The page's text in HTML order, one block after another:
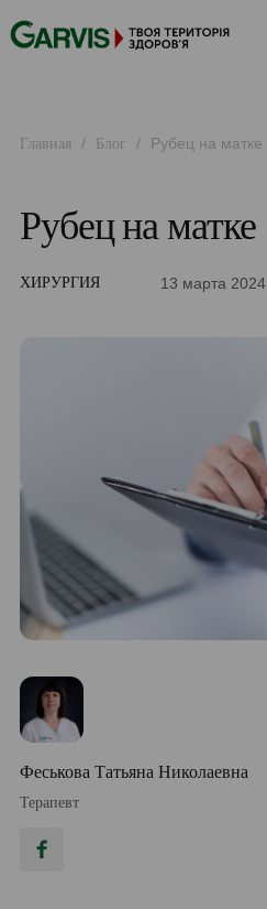
Главная / Блог / Рубец на матке
Рубец на матке
ХИРУРГИЯ 13 марта 2024
Феськова Татьяна Николаевна
Терапевт